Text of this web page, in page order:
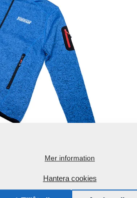
Mer information
Hantera cookies